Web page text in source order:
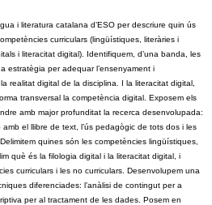
i literatura catalana d’ESO per descriure quin ús
curriculars (lingüístiques, literàries i
i literacitat digital). Identifiquem, d’una banda, les
estratègia per adequar l’ensenyament i
realitat digital de la disciplina. I la literacitat digital,
transversal la competència digital. Exposem els
amb major profunditat la recerca desenvolupada:
el llibre de text, l’ús pedagògic de tots dos i les
quines són les competències lingüístiques,
què és la filologia digital i la literacitat digital, i
curriculars i les no curriculars. Desenvolupem una
diferenciades: l’anàlisi de contingut per a
per al tractament de les dades. Posem en